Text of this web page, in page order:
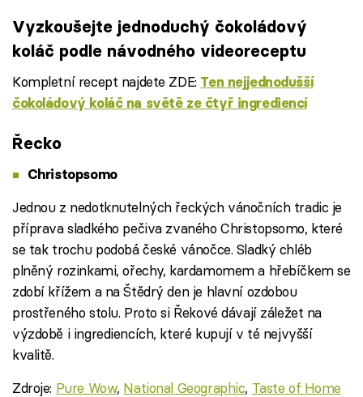
Vyzkoušejte jednoduchý čokoládový
koláč podle návodného videoreceptu
Kompletní recept najdete ZDE: Ten nejjednodušší
čokoládový koláč na světě ze čtyř ingrediencí
Řecko
Christopsomo
Jednou z nedotknutelných řeckých vánočních tradic je
příprava sladkého pečiva zvaného Christopsomo, které
se tak trochu podobá české vánočce. Sladký chléb
plněný rozinkami, ořechy, kardamomem a hřebíčkem se
zdobí křížem a na Štědrý den je hlavní ozdobou
prostřeného stolu. Proto si Řekové dávají záležet na
výzdobě i ingrediencích, které kupují v té nejvyšší
kvalitě.
Zdroje: Pure Wow, National Geographic, Taste of Home